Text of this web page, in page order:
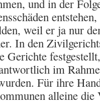
und in der
weil er ja nur
In den
Gerichte
im
Für ihre
alleine die